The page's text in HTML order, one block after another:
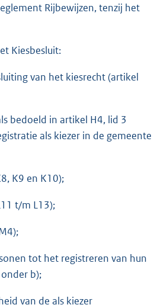
Rijbewijzen, tenzij het
Kiesbesluit:
van het kiesrecht (artikel
bedoeld in artikel H4, lid 3
als kiezer in de gemeente
K9 en K10);
t/m L13);
tot het registreren van hun
b);
van de als kiezer